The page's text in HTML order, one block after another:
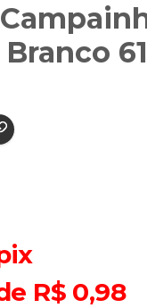
R$ 0,98